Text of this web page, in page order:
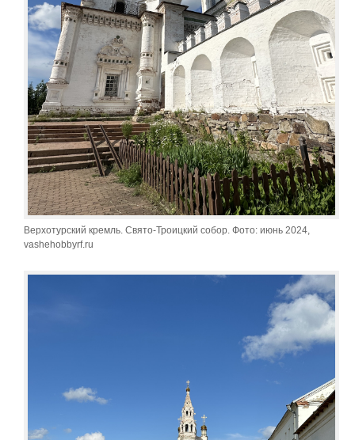
Верхотурский кремль. Свято-Троицкий собор. Фото: июнь 2024,
vashehobbyrf.ru